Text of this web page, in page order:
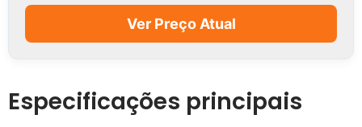
Ver Preço Atual
Especificações principais